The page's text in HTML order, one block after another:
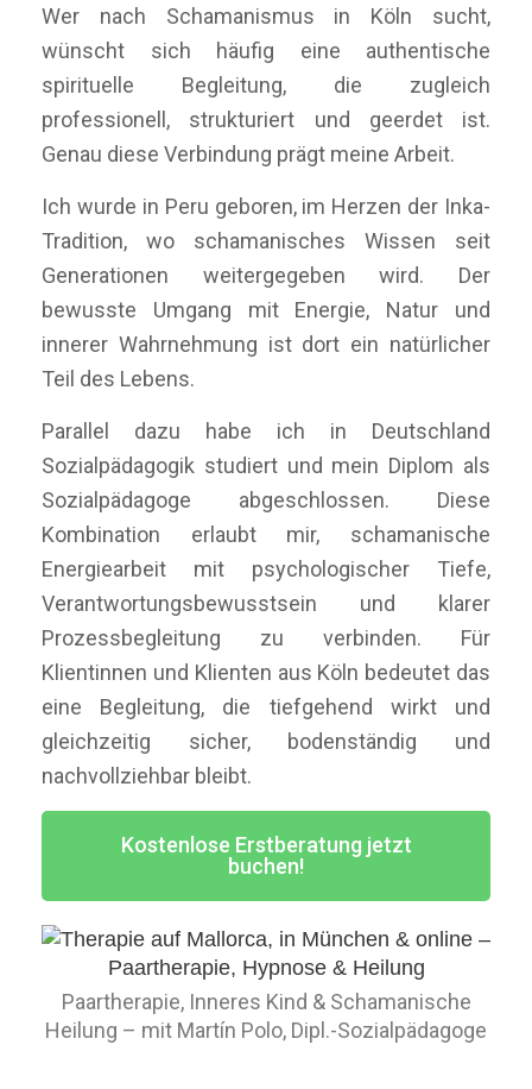
Wer nach Schamanismus in Köln sucht,
wünscht sich häufig eine authentische
spirituelle Begleitung, die zugleich
professionell, strukturiert und geerdet ist.
Genau diese Verbindung prägt meine Arbeit.
Ich wurde in Peru geboren, im Herzen der Inka-
Tradition, wo schamanisches Wissen seit
Generationen weitergegeben wird. Der
bewusste Umgang mit Energie, Natur und
innerer Wahrnehmung ist dort ein natürlicher
Teil des Lebens.
Parallel dazu habe ich in Deutschland
Sozialpädagogik studiert und mein Diplom als
Sozialpädagoge abgeschlossen. Diese
Kombination erlaubt mir, schamanische
Energiearbeit mit psychologischer Tiefe,
Verantwortungsbewusstsein und klarer
Prozessbegleitung zu verbinden. Für
Klientinnen und Klienten aus Köln bedeutet das
eine Begleitung, die tiefgehend wirkt und
gleichzeitig sicher, bodenständig und
nachvollziehbar bleibt.
Kostenlose Erstberatung jetzt
buchen!
Paartherapie, Inneres Kind & Schamanische
Heilung – mit Martín Polo, Dipl.-Sozialpädagoge